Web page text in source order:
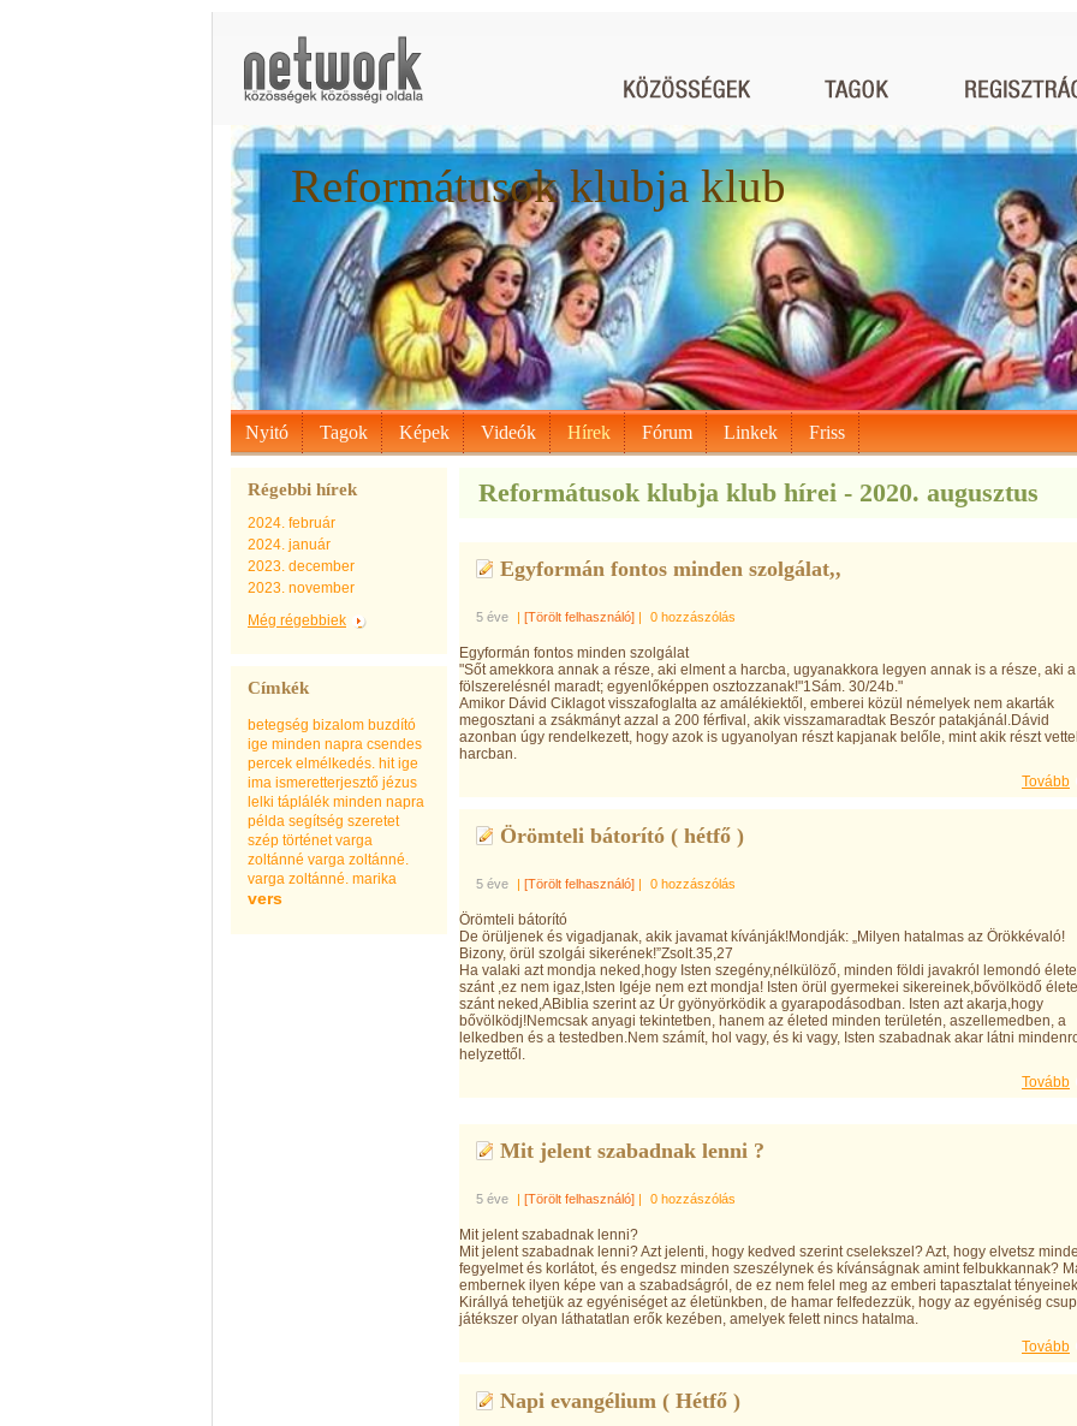
Reformátusok klubja klub
Nyitó Tagok Képek Videók Hírek Fórum Linkek Friss
Régebbi hírek
2024. február
2024. január
2023. december
2023. november
Még régebbiek
Címkék
betegség bizalom buzdító
ige minden napra csendes
percek elmélkedés. hit ige
ima ismeretterjesztő jézus
lelki táplálék minden napra
példa segítség szeretet
szép történet varga
zoltánné varga zoltánné.
varga zoltánné. marika
vers
Reformátusok klubja klub hírei - 2020. augusztus
Egyformán fontos minden szolgálat,,
5 éve | [Törölt felhasználó] | 0 hozzászólás
Egyformán fontos minden szolgálat
"Sőt amekkora annak a része, aki elment a harcba, ugyanakkora legyen annak is a része, aki a
fölszerelésnél maradt; egyenlőképpen osztozzanak!"1Sám. 30/24b."
Amikor Dávid Ciklagot visszafoglalta az amálékiektől, emberei közül némelyek nem akarták
megosztani a zsákmányt azzal a 200 férfival, akik visszamaradtak Beszór patakjánál.Dávid
azonban úgy rendelkezett, hogy azok is ugyanolyan részt kapjanak belőle, mint akik részt
harcban.
Tovább
Örömteli bátorító ( hétfő )
5 éve | [Törölt felhasználó] | 0 hozzászólás
Örömteli bátorító
De örüljenek és vigadjanak, akik javamat kívánják!Mondják: „Milyen hatalmas az Örökkévaló!
Bizony, örül szolgái sikerének!”Zsolt.35,27
Ha valaki azt mondja neked,hogy Isten szegény,nélkülöző, minden földi javakról lemondó
szánt ,ez nem igaz,Isten Igéje nem ezt mondja! Isten örül gyermekei sikereinek,bővölködő
szánt neked,ABiblia szerint az Úr gyönyörködik a gyarapodásodban. Isten azt akarja,hogy
bővölködj!Nemcsak anyagi tekintetben, hanem az életed minden területén, aszellemedben, a
lelkedben és a testedben.Nem számít, hol vagy, és ki vagy, Isten szabadnak akar látni
helyzettől.
Tovább
Mit jelent szabadnak lenni ?
5 éve | [Törölt felhasználó] | 0 hozzászólás
Mit jelent szabadnak lenni?
Mit jelent szabadnak lenni? Azt jelenti, hogy kedved szerint cselekszel? Azt, hogy elvetsz
fegyelmet és korlátot, és engedsz minden szeszélynek és kívánságnak amint felbukkannak?
embernek ilyen képe van a szabadságról, de ez nem felel meg az emberi tapasztalat
Királlyá tehetjük az egyéniséget az életünkben, de hamar felfedezzük, hogy az egyéniség
játékszer olyan láthatatlan erők kezében, amelyek felett nincs hatalma.
Tovább
Napi evangélium ( Hétfő )